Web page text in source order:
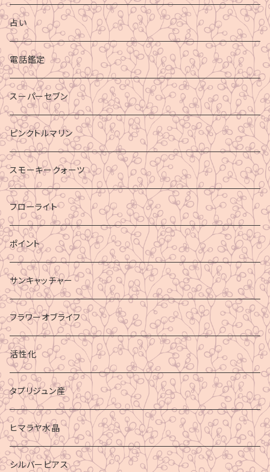
占い
電話鑑定
スーパーセブン
ピンクトルマリン
スモーキークォーツ
フローライト
ポイント
サンキャッチャー
フラワーオブライフ
活性化
タプリジュン産
ヒマラヤ水晶
シルバーピアス